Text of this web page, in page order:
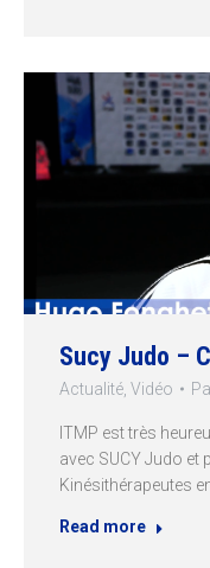
Sucy Judo –
Actualité Vidéo
ITMP est très
avec SUCY Judo
Kinésithérapeutes
Read more